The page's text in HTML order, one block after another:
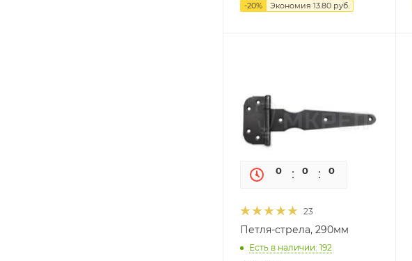
-20% Экономия 13.80 руб.
0 0 0
23
Петля-стрела, 290мм
Есть в наличии: 192